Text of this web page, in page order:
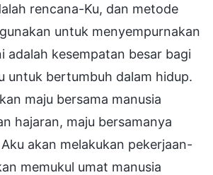
rencana-Ku, dan metode
untuk menyempurnakan
adalah kesempatan besar bagi
untuk bertumbuh dalam hidup.
maju bersama manusia
hajaran, maju bersamanya
akan melakukan pekerjaan-
memukul umat manusia